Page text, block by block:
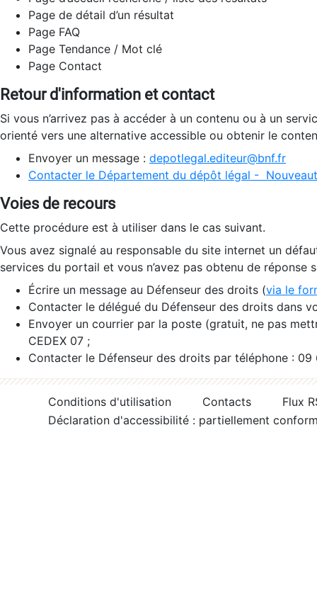
Page de détail d’un résultat
Page FAQ
Page Tendance / Mot clé
Page Contact
Retour d'information et contact
Si vous n’arrivez pas à accéder à un contenu ou à un
orienté vers une alternative accessible ou obtenir le
Envoyer un message : depotlegal.editeur@bnf.fr
Contacter le Département du dépôt légal -
Voies de recours
Cette procédure est à utiliser dans le cas suivant.
Vous avez signalé au responsable du site internet un
services du portail et vous n’avez pas obtenu de réponse
Écrire un message au Défenseur des droits (via le
Contacter le délégué du Défenseur des droits dans
Envoyer un courrier par la poste (gratuit, ne pas
CEDEX 07 ;
Contacter le Défenseur des droits par téléphone :
Conditions d'utilisation Contacts
Flux
Déclaration d'accessibilité : partiellement